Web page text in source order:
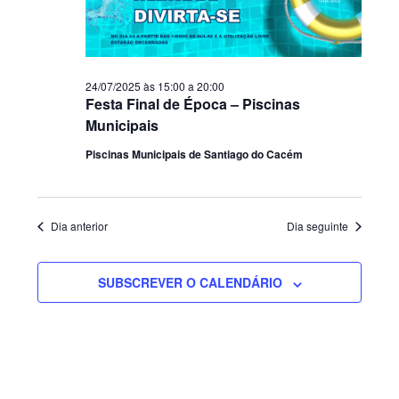
Festa Final de Época – Piscinas
Municipais
24/07/2025 às 15:00 a20:00
Piscinas Municipais de Santiago do Cacém
Dia anterior Dia seguinte
SUBSCREVER O CALENDÁRIO